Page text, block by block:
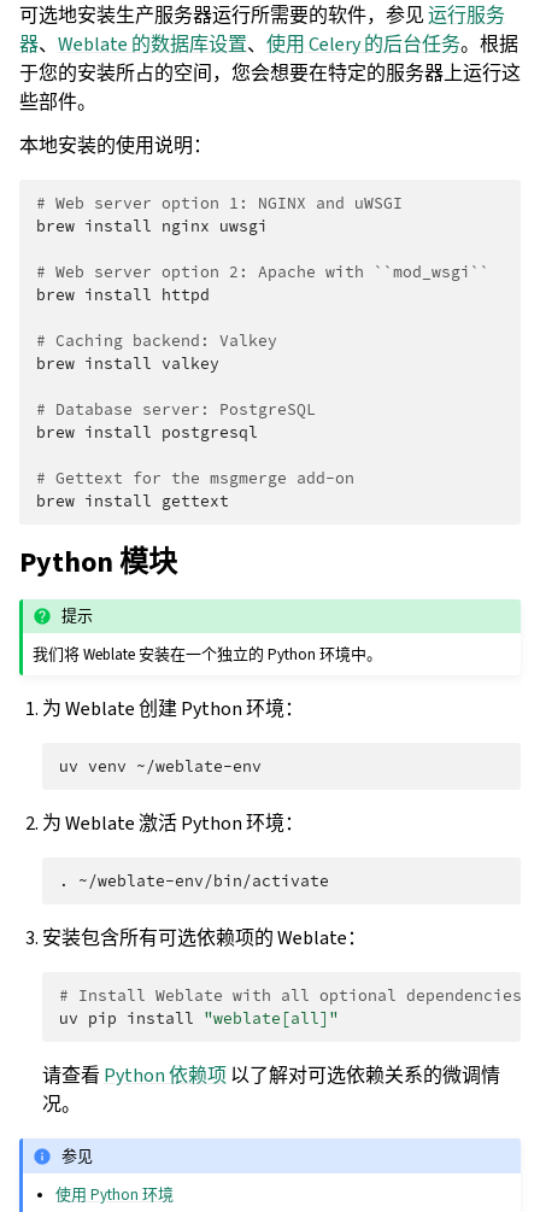
可选地安装生产服务器运行所需要的软件，参见运行服务
器、 Weblate 的数据库设置、 使用 Celery 的后台任务。根据
于您的安装所占的空间，您会想要在特定的服务器上运行这
些部件。
本地安装的使用说明：
# Web server option 1: NGINX and uWSGI
brew install nginx uwsgi
# Web server option 2: Apache with ``mod_wsgi``
brew install httpd
# Caching backend: Valkey
brew install valkey
# Database server: PostgreSQL
brew install postgresql
# Gettext for the msgmerge add-on
brew install
Python 模块
提示
我们将 Weblate 安装在一个独立的 Python 环境中。
为 Weblate 创建 Python 环境：
uv venv
为 Weblate 激活 Python 环境：
.
安装包含所有可选依赖项的 Weblate：
# Install Weblate with all optional dependencies
uv pip install "weblate[all]"
请查看 Python 依赖项以了解对可选依赖关系的微调情
况。
参见
使用 Python 环境